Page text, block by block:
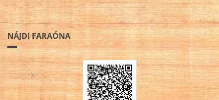
NÁJDI FARAÓNA